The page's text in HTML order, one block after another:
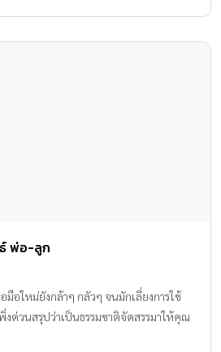
พ่อ-ลูก
อใหม่ยังกล้าๆ กลัวๆ จนมักเลี่ยงการใช้
ด่วนสรุปว่าเป็นธรรมชาติจัดสรรมาให้คุณ